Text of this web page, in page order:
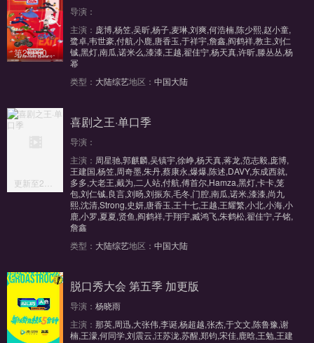
第20250126期
导演：
主演： 庞博,杨笠,吴昕,杨子,麦琳,刘爽,何浩楠,陈少熙,赵小童,
鹭卓,韦世豪,付航,小鹿,唐香玉,于祥宇,詹鑫,阎鹤祥,教主,刘仁
铖,黑灯,南瓜,诺米么,漆漆,王越,翟佳宁,杨天真,许昕,滕丛丛,杨
幂
类型： 大陆综艺地区： 中国大陆
喜剧之王·单口季
导演：
主演： 周星驰,郭麒麟,吴镇宇,徐峥,杨天真,蒋龙,范志毅,庞博,
王建国,杨笠,周奇墨,朱丹,蔡康永,爆爆,陈述,DAVY,东成西就,
多多,大老王,戴为,二人站,付航,傅首尔,Hamza,黑灯,卡卡,笼
包,刘仁铖,良言,刘旸,刘振东,毛冬,门腔,南瓜,诺米,漆漆,尚九
熙,沈清,Strong,史妍,唐香玉,王十七,王越,王耀繁,小北,小海,小
鹿,小罗,夏夏,贤鱼,阎鹤祥,于翔宇,臧鸿飞,朱鹤松,翟佳宁,子铭,
詹鑫
类型： 大陆综艺地区： 中国大陆
脱口秀大会 第五季 加更版
导演： 杨晓雨
主演： 那英,周迅,大张伟,李诞,杨超越,张杰,于文文,陈鲁豫,谢
楠,王濛,何同学,刘震云,汪苏泷,苏醒,郑钧,宋佳,鹿晗,王勉,王建